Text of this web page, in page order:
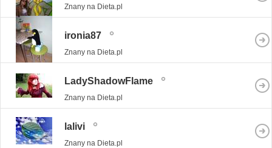
Znany na Dieta.pl
ironia87
Znany na Dieta.pl
LadyShadowFlame
Znany na Dieta.pl
lalivi
Znany na Dieta.pl